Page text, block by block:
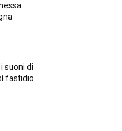
suoni di
fastidio